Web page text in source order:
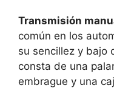
Transmisión
común en los
su sencillez y bajo
consta de una
embrague y una